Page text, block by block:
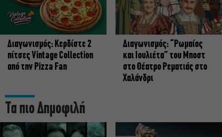
Διαγωνισμός: Κερδίστε 2
πίτσες Vintage Collection
από την Pizza Fan
Διαγωνισμός: “Ρωμαίος
και Ιουλιέτα” του Μποστ
στο Θέατρο Ρεματιάς στο
Χαλάνδρι
Τα πιο Δημοφιλή